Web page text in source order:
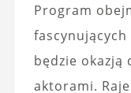
Program
będzie
aktorami.